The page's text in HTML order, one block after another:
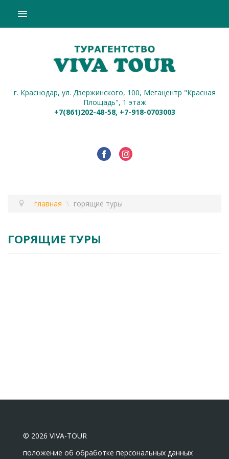
ГОРЯЩИЕ ТУРЫ
СТРАНЫ
НАШИ УСЛУГИ
О КОМПАНИИ
г. Краснодар, ул. Дзержинского, 100, Мегацентр "Красная
Площадь", 1 этаж
+7(861)202-48-58, +7-918-0703003
главная \ горящие туры
ГОРЯЩИЕ ТУРЫ
© 2026 VIVA-TOUR
положение об обработке персональных данных